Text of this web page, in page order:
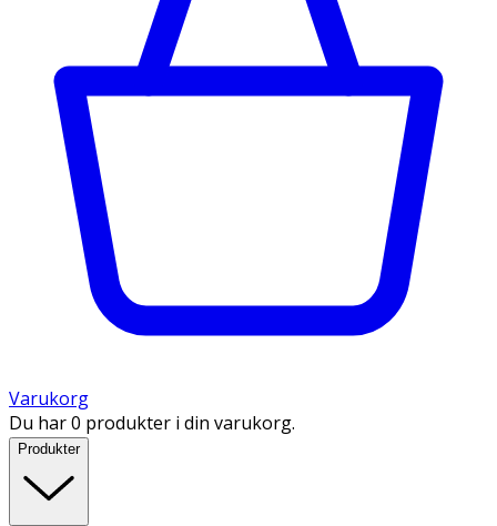
Varukorg
Du har 0 produkter i din varukorg.
Produkter